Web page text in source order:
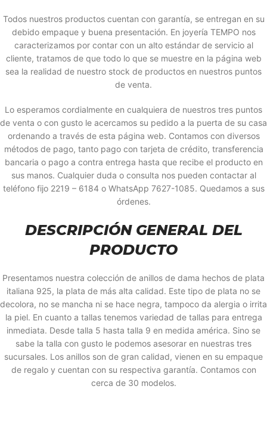
Todos nuestros productos cuentan con garantía, se entregan en su
debido empaque y buena presentación. En joyería TEMPO nos
caracterizamos por contar con un alto estándar de servicio al
cliente, tratamos de que todo lo que se muestre en la página web
sea la realidad de nuestro stock de productos en nuestros puntos
de venta.
Lo esperamos cordialmente en cualquiera de nuestros tres puntos
de venta o con gusto le acercamos su pedido a la puerta de su casa
ordenando a través de esta página web. Contamos con diversos
métodos de pago, tanto pago con tarjeta de crédito, transferencia
bancaria o pago a contra entrega hasta que recibe el producto en
sus manos. Cualquier duda o consulta nos pueden contactar al
teléfono fijo 2219 – 6184 o WhatsApp 7627-1085. Quedamos a sus
órdenes.
DESCRIPCIÓN GENERAL DEL
PRODUCTO
Presentamos nuestra colección de anillos de dama hechos de plata
italiana 925, la plata de más alta calidad. Este tipo de plata no se
decolora, no se mancha ni se hace negra, tampoco da alergia o irrita
la piel. En cuanto a tallas tenemos variedad de tallas para entrega
inmediata. Desde talla 5 hasta talla 9 en medida américa. Sino se
sabe la talla con gusto le podemos asesorar en nuestras tres
sucursales. Los anillos son de gran calidad, vienen en su empaque
de regalo y cuentan con su respectiva garantía. Contamos con
cerca de 30 modelos.